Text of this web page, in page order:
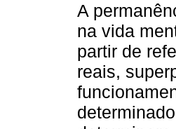
A
na vida
partir de
reais,